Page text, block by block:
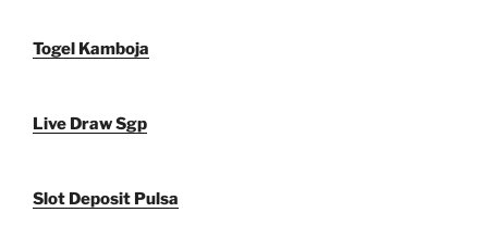
Togel Kamboja
Live Draw Sgp
Slot Deposit Pulsa